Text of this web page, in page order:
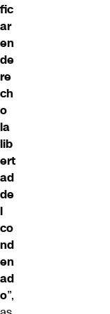
fic
ar
en
de
re
ch
o
la
lib
ert
ad
de
l
co
nd
en
ad
o”,